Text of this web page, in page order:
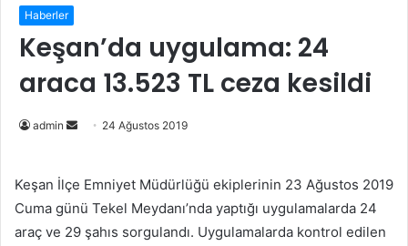
Haberler
Keşan’da uygulama: 24
araca 13.523 TL ceza kesildi
admin
Bir
göndermek
24 Ağustos 2019
Keşan İlçe Emniyet Müdürlüğü ekiplerinin 23 Ağustos 2019
Cuma günü Tekel Meydanı’nda yaptığı uygulamalarda 24
araç ve 29 şahıs sorgulandı. Uygulamalarda kontrol edilen